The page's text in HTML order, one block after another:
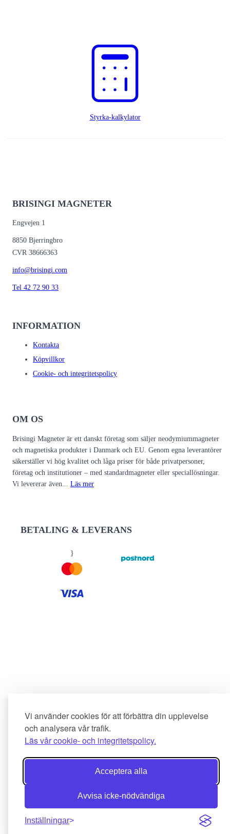
Vi använder cookies för att förbättra din upplevelse
och analysera vår trafik.
Läs vår cookie- och integritetspolicy.
Acceptera alla
Avvisa icke-nödvändiga
Inställningar
Styrka-kalkylator
BRISINGI MAGNETER
Engvejen 1
8850 Bjerringbro
CVR 38666363
info@brisingi.com
Tel 42 72 90 33
INFORMATION
Kontakta
Köpvillkor
Cookie- och integritetspolicy
OM OS
Brisingi Magneter är ett danskt företag som säljer neodymiummagneter
och magnetiska produkter i Danmark och EU. Genom egna leverantörer
säkerställer vi hög kvalitet och låga priser för både privatpersoner,
företag och institutioner – med standardmagneter eller speciallösningar.
Vi levererar även... Läs mer
BETALING & LEVERANS
}